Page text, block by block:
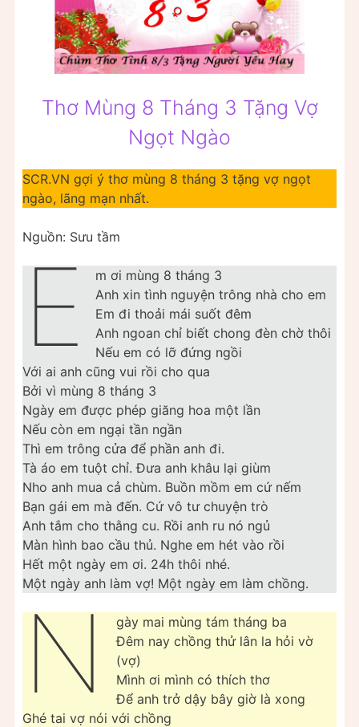
Thơ Mùng 8 Tháng 3 Tặng Vợ
Ngọt Ngào
SCR.VN gợi ý thơ mùng 8 tháng 3 tặng vợ ngọt
ngào, lãng mạn nhất.
Nguồn: Sưu tầm
E
m ơi mùng 8 tháng 3
Anh xin tình nguyện trông nhà cho em
Em đi thoải mái suốt đêm
Anh ngoan chỉ biết chong đèn chờ thôi
Nếu em có lỡ đứng ngồi
Với ai anh cũng vui rồi cho qua
Bởi vì mùng 8 tháng 3
Ngày em được phép giăng hoa một lần
Nếu còn em ngại tần ngần
Thì em trông cửa để phần anh đi.
Tà áo em tuột chỉ. Đưa anh khâu lại giùm
Nho anh mua cả chùm. Buồn mồm em cứ nếm
Bạn gái em mà đến. Cứ vô tư chuyện trò
Anh tắm cho thằng cu. Rồi anh ru nó ngủ
Màn hình bao cầu thủ. Nghe em hét vào rồi
Hết một ngày em ơi. 24h thôi nhé.
Một ngày anh làm vợ! Một ngày em làm chồng.
N
gày mai mùng tám tháng ba
Đêm nay chồng thử lân la hỏi vờ
(vợ)
Mình ơi mình có thích thơ
Để anh trở dậy bây giờ là xong
Ghé tai vợ nói với chồng